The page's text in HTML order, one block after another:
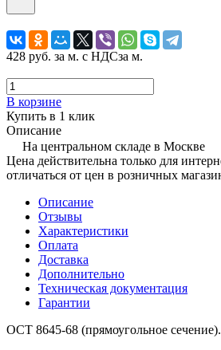
428 руб. за м. с НДСза м.
В корзине
Купить в 1 клик
Описание
На центральном складе в Москве
Цена действительна только для
отличаться от цен в розничных
Описание
Отзывы
Характеристики
Оплата
Доставка
Дополнительно
Техническая документация
Гарантии
ОСТ 8645-68 (прямоугольное сечение).